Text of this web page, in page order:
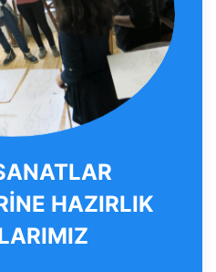
HAZIRLIK